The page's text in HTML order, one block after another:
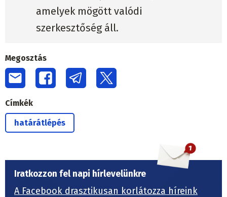
amelyek mögött valódi
szerkesztőség áll.
Megosztás
Címkék
határátlépés
Iratkozzon fel napi hírlevelünkre
A Facebook drasztikusan korlátozza híreink